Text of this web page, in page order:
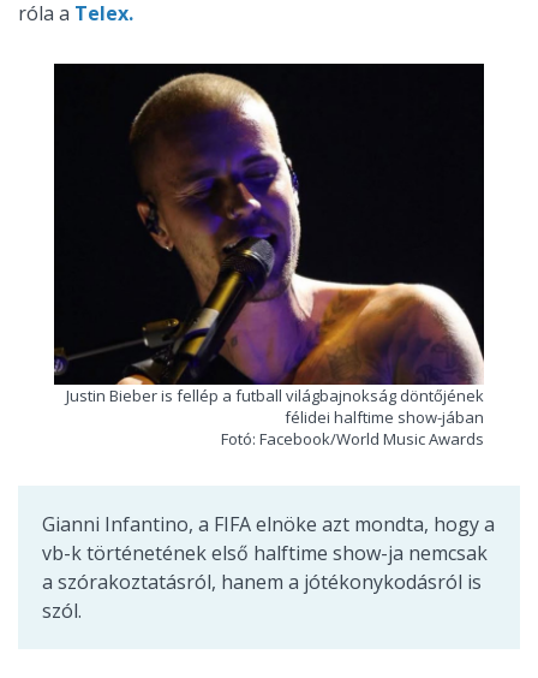
róla a Telex.
Justin Bieber is fellép a futball világbajnokság döntőjének
félidei halftime show-jában
Fotó: Facebook/World Music Awards
Gianni Infantino, a FIFA elnöke azt mondta, hogy a
vb-k történetének első halftime show-ja nemcsak
a szórakoztatásról, hanem a jótékonykodásról is
szól.